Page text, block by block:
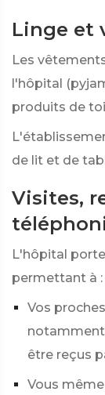
Linge et
Les
l'hôpital
produits de
de lit et de
Visites,
L'hôpital
permettant à :
Vos
notamment
être reçus
Vous